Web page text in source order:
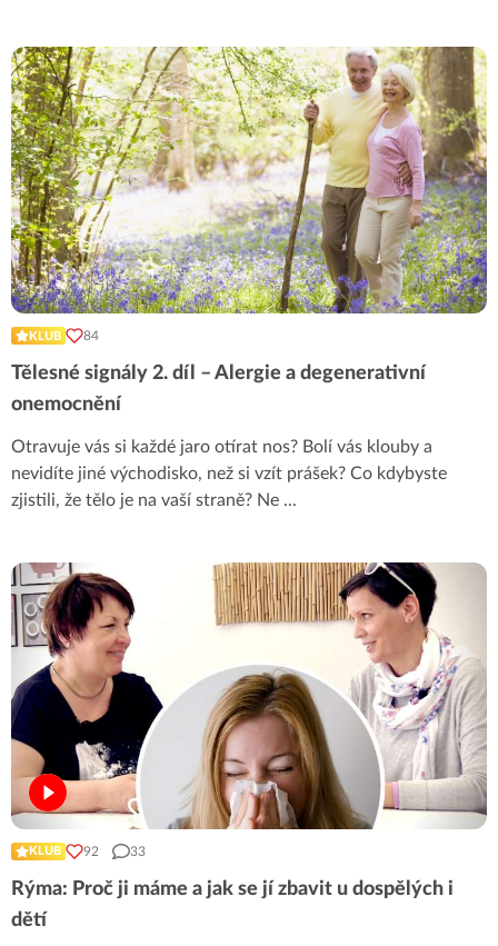
KLUB 84
Tělesné signály 2. díl – Alergie a degenerativní
onemocnění
Otravuje vás si každé jaro otírat nos? Bolí vás klouby a
nevidíte jiné východisko, než si vzít prášek? Co kdybyste
zjistili, že tělo je na vaší straně? Ne ...
KLUB 92 33
Rýma: Proč ji máme a jak se jí zbavit u dospělých i
dětí